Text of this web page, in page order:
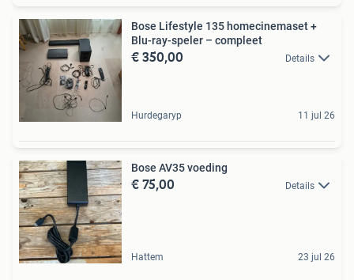
Bose Lifestyle 135 homecinemaset +
Blu-ray-speler – compleet
€ 350,00 Details
Hurdegaryp 11 jul 26
Bose AV35 voeding
€ 75,00 Details
Hattem 23 jul 26